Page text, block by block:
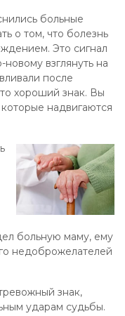
больные
о том, что болезнь
Это сигнал
взглянуть на
после
хороший знак. Вы
надвигаются
больную маму, ему
недоброжелателей
знак,
ударам судьбы.